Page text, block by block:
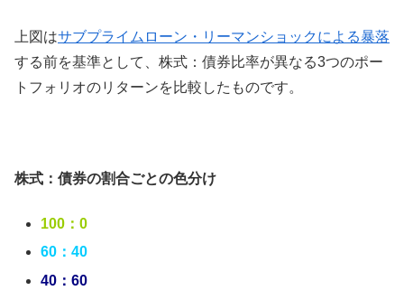
上図はサブプライムローン・リーマンショックによる暴落
する前を基準として、株式：債券比率が異なる3つのポー
トフォリオのリターンを比較したものです。
株式：債券の割合ごとの色分け
100：0
60：40
40：60